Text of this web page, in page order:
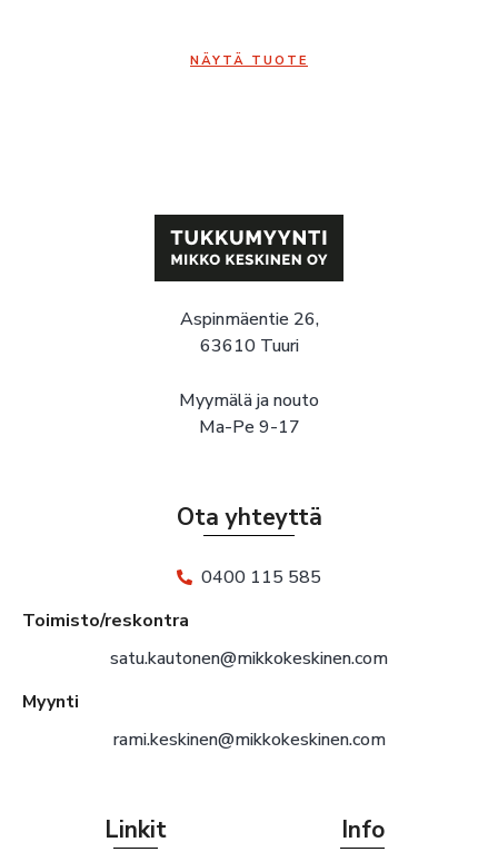
NÄYTÄ TUOTE
Aspinmäentie 26,
63610 Tuuri
Myymälä ja nouto
Ma-Pe 9-17
Ota yhteyttä
0400 115 585
Toimisto/reskontra
satu.kautonen@mikkokeskinen.com
Myynti
rami.keskinen@mikkokeskinen.com
Linkit Info